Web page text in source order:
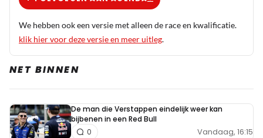
We hebben ook een versie met alleen de race en kwalificatie.
klik hier voor deze versie en meer uitleg.
NET BINNEN
De man die Verstappen eindelijk weer kan
bijbenen in een Red Bull
Vandaag, 16:15
0